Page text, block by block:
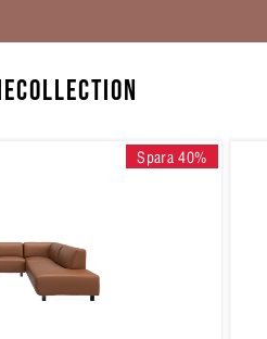
Spara 40%